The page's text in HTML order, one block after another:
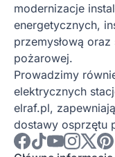
modernizacje
energetycznych,
przemysłową
pożarowej.
Prowadzimy
elektrycznych
elraf.pl,
dostawy osprzętu